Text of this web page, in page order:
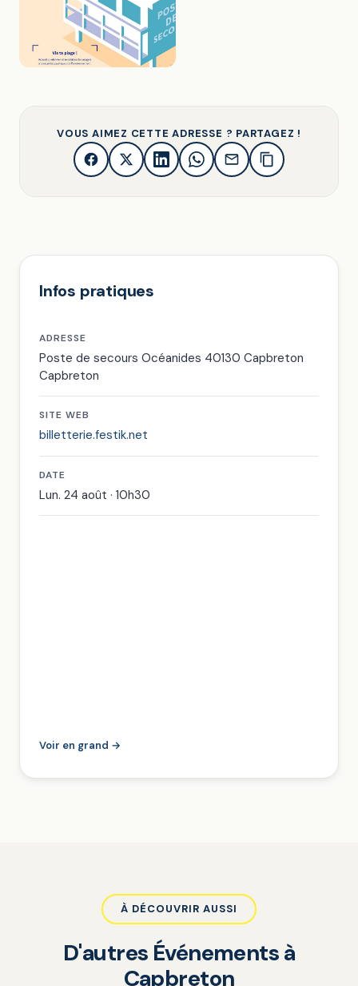
VOUS AIMEZ CETTE ADRESSE ? PARTAGEZ !
Infos pratiques
ADRESSE
Poste de secours Océanides 40130 Capbreton
Capbreton
SITE WEB
billetterie.festik.net
DATE
Lun. 24 août · 10h30
Voir en grand →
À DÉCOUVRIR AUSSI
D'autres Événements à
Capbreton